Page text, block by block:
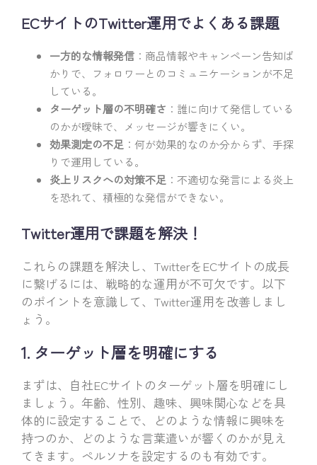
ECサイトのTwitter運用でよくある課題
一方的な情報発信 ：商品情報やキャンペーン告知ば
かりで、フォロワーとのコミュニケーションが不足
している。
ターゲット層の不明確さ ：誰に向けて発信している
のかが曖昧で、メッセージが響きにくい。
効果測定の不足 ：何が効果的なのか分からず、手探
りで運用している。
炎上リスクへの対策不足 ：不適切な発言による炎上
を恐れて、積極的な発信ができない。
Twitter運用で課題を解決！
これらの課題を解決し、TwitterをECサイトの成長
に繋げるには、戦略的な運用が不可欠です。以下
のポイントを意識して、Twitter運用を改善しまし
ょう。
1. ターゲット層を明確にする
まずは、自社ECサイトのターゲット層を明確にし
ましょう。年齢、性別、趣味、興味関心などを具
体的に設定することで、どのような情報に興味を
持つのか、どのような言葉遣いが響くのかが見え
てきます。ペルソナを設定するのも有効です。